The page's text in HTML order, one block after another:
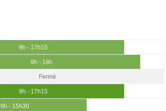
9h - 17h15
9h - 18h
Fermé
9h - 17h15
9h - 15h30